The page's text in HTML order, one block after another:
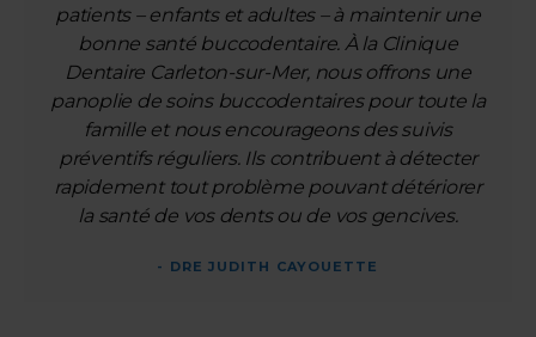
patients – enfants et adultes – à maintenir une
bonne santé buccodentaire. À la Clinique
Dentaire Carleton-sur-Mer, nous offrons une
panoplie de soins buccodentaires pour toute la
famille et nous encourageons des suivis
préventifs réguliers. Ils contribuent à détecter
rapidement tout problème pouvant détériorer
la santé de vos dents ou de vos gencives.
- DRE JUDITH CAYOUETTE